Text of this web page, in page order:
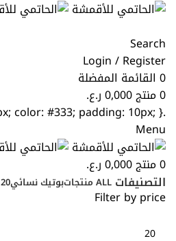
Search
Login / Register
0 القائمة المفضلة
0منتج0,000ر.ع.
.currency-switcher { font-size: 14px; color: #333; padding: 10px; }
Menu
0منتج0,000ر.ع.
التصنيفات ALLمنتجاتبوتيك نسائي20 PRODUCTS
Filter by price